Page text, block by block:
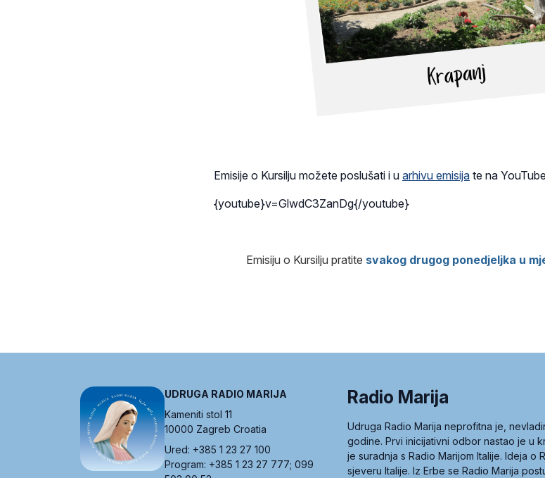
Emisije o Kursilju možete poslušati i u arhivu emisija te na
{youtube}v=GlwdC3ZanDg{/youtube}
Emisiju o Kursilju pratite svakog drugog ponedjeljka u
UDRUGA RADIO MARIJA
Kameniti stol 11
10000 Zagreb Croatia
Ured: +385 1 23 27 100
Program: +385 1 23 27 777; 099
Radio Marija
Udruga Radio Marija neprofitna je,
godine. Prvi inicijativni odbor nastao je u
je suradnja s Radio Marijom Italije. Ideja o
sjeveru Italije. Iz Erbe se Radio Marija